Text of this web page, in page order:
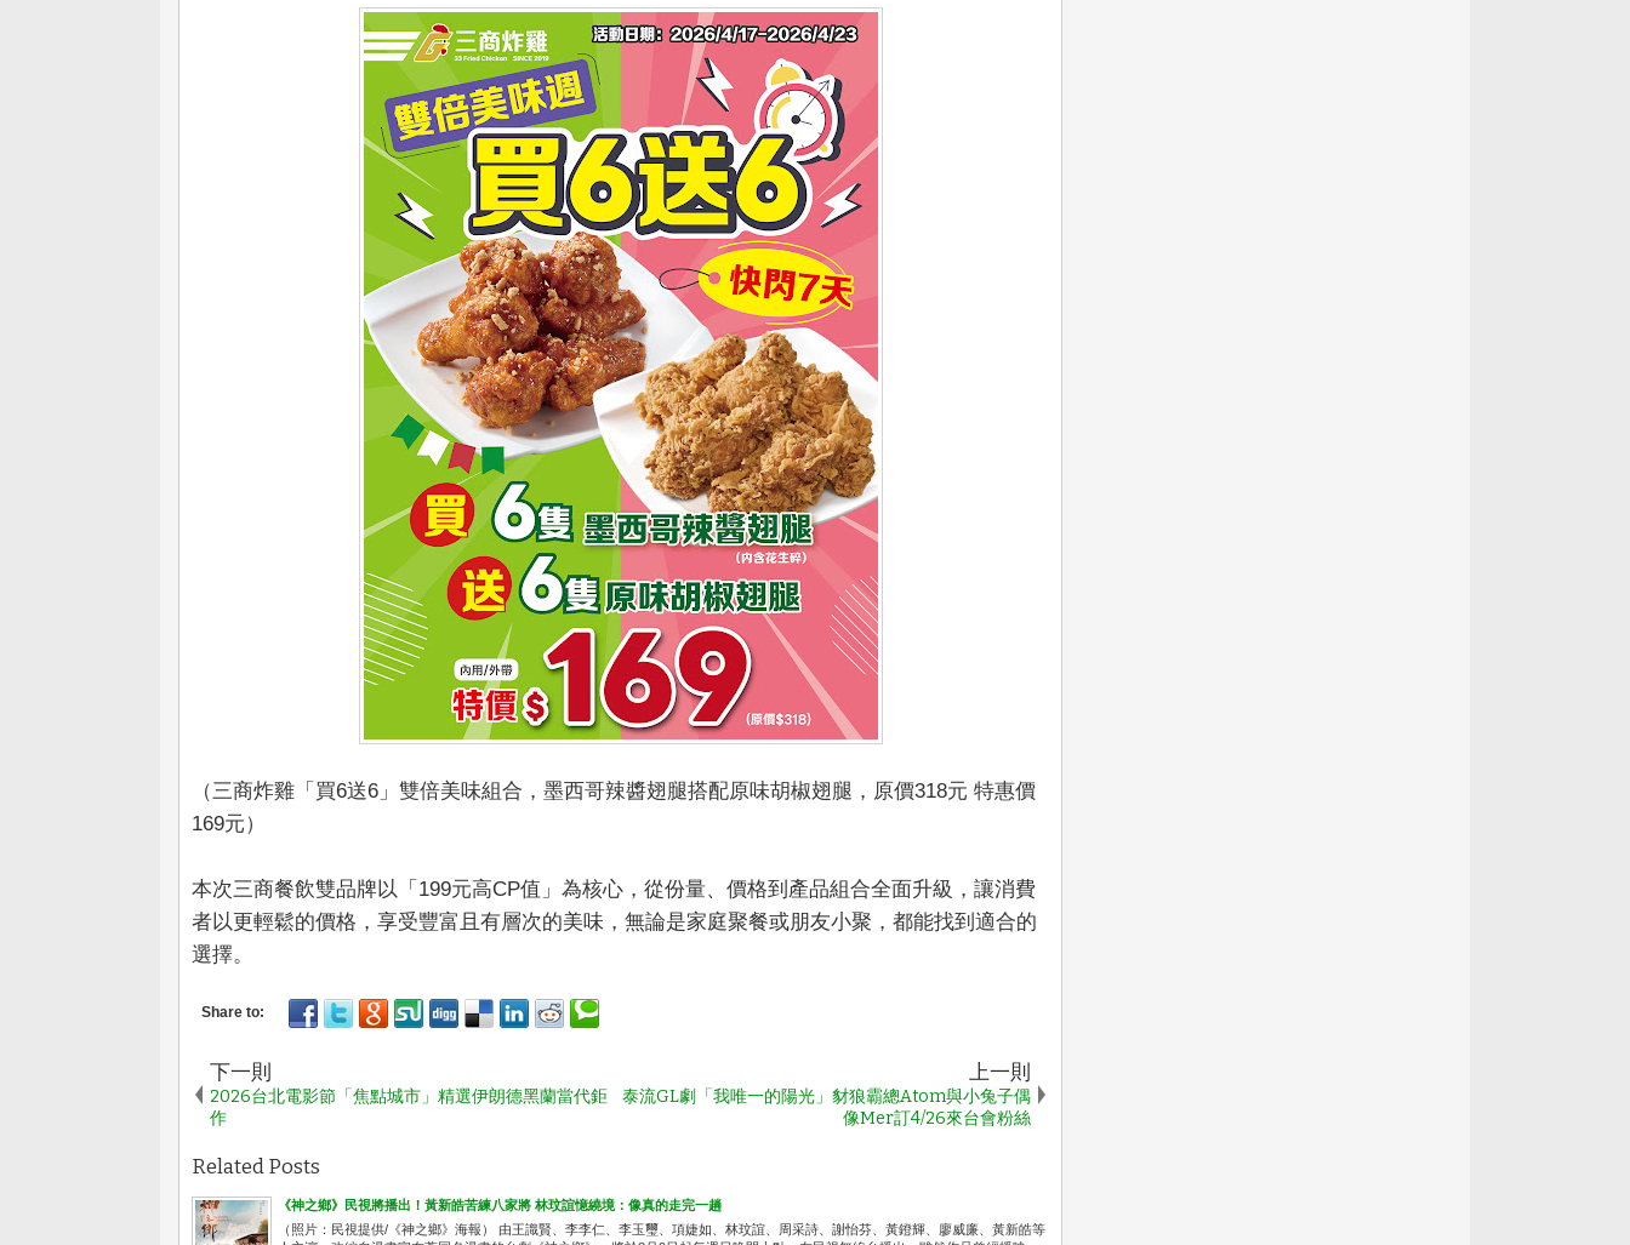
（三商炸雞「買6送6」雙倍美味組合，墨西哥辣醬翅腿搭配原味胡椒翅腿，原價318元 特惠價
169元）
本次三商餐飲雙品牌以「199元高CP值」為核心，從份量、價格到產品組合全面升級，讓消費
者以更輕鬆的價格，享受豐富且有層次的美味，無論是家庭聚餐或朋友小聚，都能找到適合的
選擇。
下一則
2026台北電影節「焦點城市」精選伊朗德黑蘭當代鉅
作
上一則
泰流GL劇「我唯一的陽光」豺狼霸總Atom與小兔子偶
像Mer訂4/26來台會粉絲
Related Posts
《神之鄉》民視將播出！黃新皓苦練八家將 林玟誼憶繞境：像真的走完一趟
（照片：民視提供/《神之鄉》海報） 由王識賢、李李仁、李玉璽、項婕如、林玟誼、周采詩、謝怡芬、黃鐙輝、廖威廉、黃新皓等